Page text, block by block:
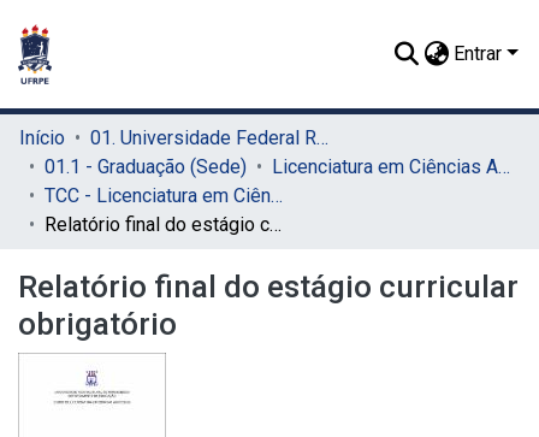
Entrar
Início
01. Universidade Federal Rural de Pernambuco - UFRPE (Sede)
01.1 - Graduação (Sede)
Licenciatura em Ciências Agrícolas (Sede)
TCC - Licenciatura em Ciências Agrícolas (Sede)
Relatório final do estágio curricular obrigatório
Relatório final do estágio curricular
obrigatório